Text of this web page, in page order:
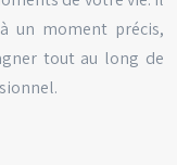
un moment précis,
tout au long de